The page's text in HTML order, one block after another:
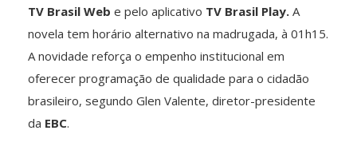
TV Brasil Web e pelo aplicativo TV Brasil Play. A
novela tem horário alternativo na madrugada, à 01h15.
A novidade reforça o empenho institucional em
oferecer programação de qualidade para o cidadão
brasileiro, segundo Glen Valente, diretor-presidente
da EBC.